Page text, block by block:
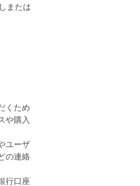
または
くため
や購入
ユーザ
の連絡
行口座